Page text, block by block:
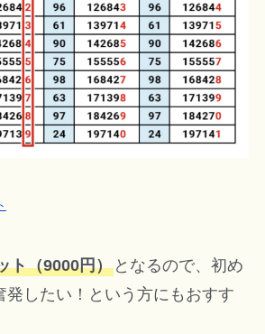
ト（9000円）となるので、初め
発したい！という方にもおすす